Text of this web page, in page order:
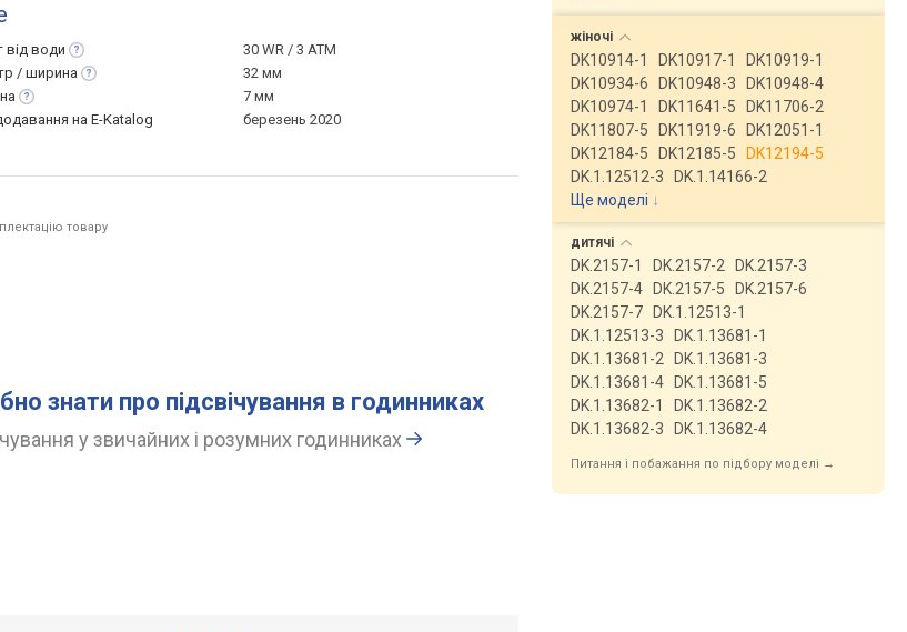
від води
30 WR / 3 ATM
/ ширина
32 мм
7 мм
на E-Katalog
березень 2020
товару
знати про підсвічування в годинниках
у звичайних і розумних годинниках
жіночі
DK10914-1 DK10917-1
DK10919-1
DK10934-6
DK10948-3
DK10948-4
DK10974-1
DK11641-5
DK11706-2
DK11807-5
DK11919-6
DK12051-1
DK12184-5
DK12185-5
DK12194-5
DK.1.12512-3
DK.1.14166-2
Ще моделі ↓
дитячі
DK.2157-1 DK.2157-2
DK.2157-3
DK.2157-4
DK.2157-5
DK.2157-6
DK.2157-7
DK.1.12513-1
DK.1.12513-3
DK.1.13681-1
DK.1.13681-2
DK.1.13681-3
DK.1.13681-4
DK.1.13681-5
DK.1.13682-1
DK.1.13682-2
DK.1.13682-3
DK.1.13682-4
Питання і побажання по підбору моделі →